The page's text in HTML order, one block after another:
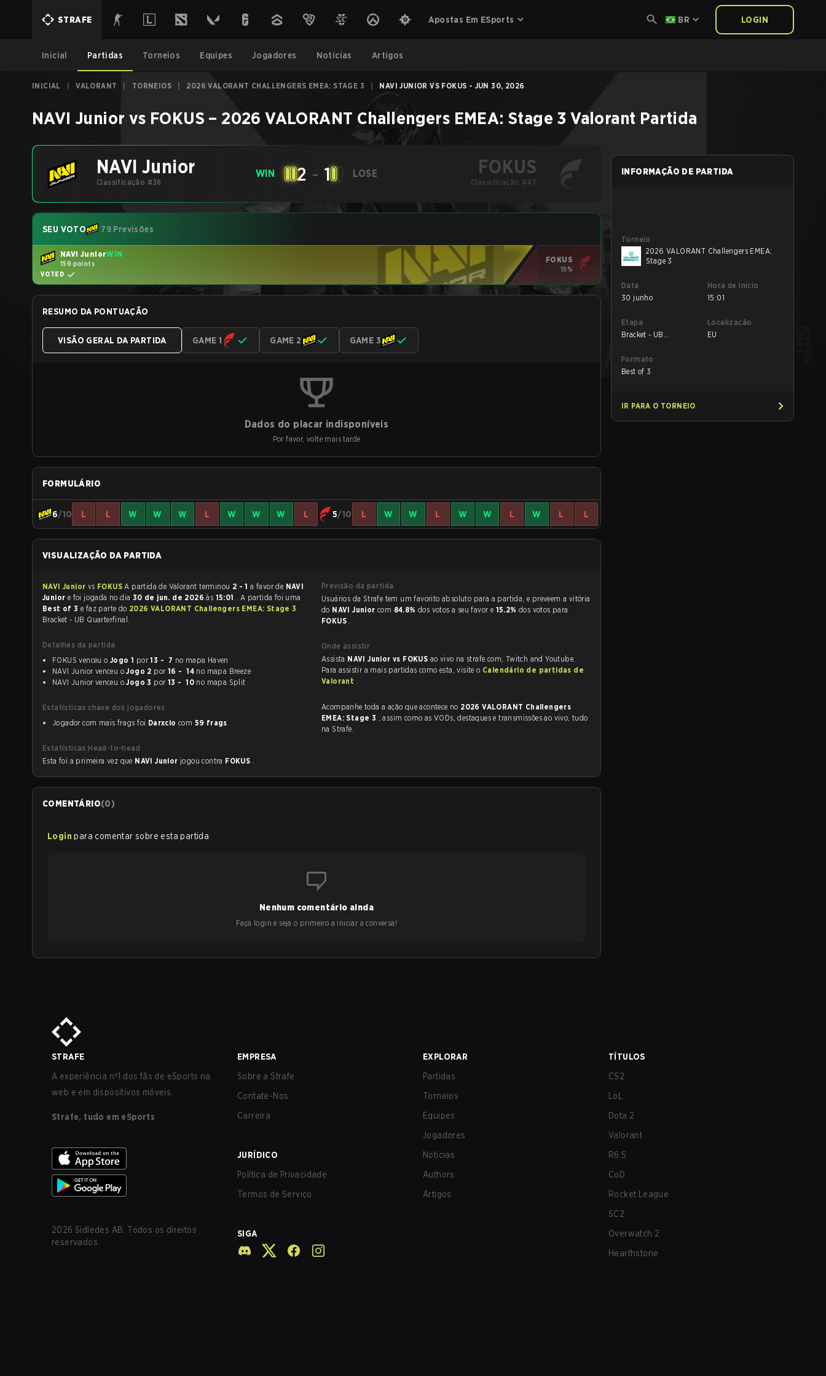
STRAFE Apostas Em ESports BR LOGIN
Inicial Partidas Torneios Equipes Jogadores Notícias Artigos
INICIAL VALORANT TORNEIOS 2026 VALORANT CHALLENGERS EMEA: STAGE 3 NAVI JUNIOR VS FOKUS - JUN 30, 2026
NAVI Junior vs FOKUS – 2026 VALORANT Challengers EMEA: Stage 3 Valorant Partida
NAVI Junior
Classificação #36
WIN 2 - 1 LOSE FOKUS
Classificação #47
SEU VOTO 79 Previsões
NAVI JuniorWIN
159 points
VOTED
FOKUS
15%
RESUMO DA PONTUAÇÃO
VISÃO GERAL DA PARTIDA GAME 1 GAME 2 GAME 3
Dados do placar indisponíveis
Por favor, volte mais tarde
FORMULÁRIO
6/10 L L W W W L W W W L 5/10 L W W L W W L W L L
VISUALIZAÇÃO DA PARTIDA
NAVI Junior vs FOKUS A partida de Valorant terminou 2 - 1 a favor de NAVI
Junior
e foi jogada no dia 30 de jun. de 2026às 15:01 . A partida foi uma
Best of 3 e faz parte do 2026 VALORANT Challengers EMEA: Stage 3
Bracket - UB Quarterfinal.
Detalhes da partida
FOKUS venceu o Jogo 1 por 13 - 7 no mapa Haven
NAVI Junior venceu oJogo 2 por 16 - 14no mapa Breeze
NAVI Junior venceu oJogo 3 por 13 - 10no mapa Split
Estatísticas chave dos jogadores
Jogador com mais frags foi Darxcio com 59 frags.
Estatísticas Head-to-head
Esta foi a primeira vez que NAVI Junior jogou contra FOKUS .
Previsão da partida
Usuários da Strafe tem um favorito absoluto para a partida, e preveem a vitória
do NAVI Junior com 84.8% dos votos a seu favor e 15.2% dos votos para
FOKUS .
Onde assistir
Assista NAVI Junior vs FOKUS ao vivo na strafe.com, Twitch and Youtube.
Para assistir a mais partidas como esta, visite o Calendário de partidas de
Valorant .
Acompanhe toda a ação que acontece no 2026 VALORANT Challengers
EMEA: Stage 3 , assim como as VODs, destaques e transmissões ao vivo, tudo
na Strafe.
COMENTÁRIO(0)
Login para comentar sobre esta partida
Nenhum comentário ainda
Faça login e seja o primeiro a iniciar a conversa!
INFORMAÇÃO DE PARTIDA
Torneio
2026 VALORANT Challengers EMEA:
Stage 3
Data
30 junho
Hora de início
15:01
Etapa
Bracket - UB
Localização
EU
Formato
Best of 3
IR PARA O TORNEIO
STRAFE
A experiência nº1 dos fãs de eSports na
web e em dispositivos móveis.
Strafe, tudo em eSports
2026 Sidledes AB. Todos os direitos
reservados.
EMPRESA
Sobre a Strafe
Contate-Nos
Carreira
JURÍDICO
Política de Privacidade
Termos de Serviço
SIGA
EXPLORAR
Partidas
Torneios
Equipes
Jogadores
Notícias
Authors
Artigos
TÍTULOS
CS2
LoL
Dota 2
Valorant
R6:S
CoD
Rocket League
SC2
Overwatch 2
Hearthstone